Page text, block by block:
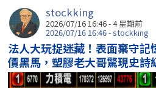
stockking
2026/07/16 16:46 - 4 星期前
2026/07/16 16:46 - stockking
法人大玩捉迷藏！表面棄守
價黑馬，塑膠老大哥驚現史詩